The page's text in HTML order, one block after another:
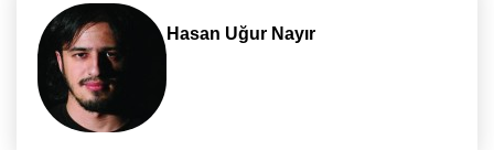
Hasan Uğur Nayır